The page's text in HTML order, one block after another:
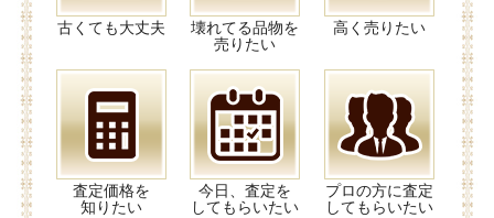
古くても大丈夫
壊れてる品物を
売りたい
高く売りたい
査定価格を
知りたい
今日、査定を
してもらいたい
プロの方に査定
してもらいたい